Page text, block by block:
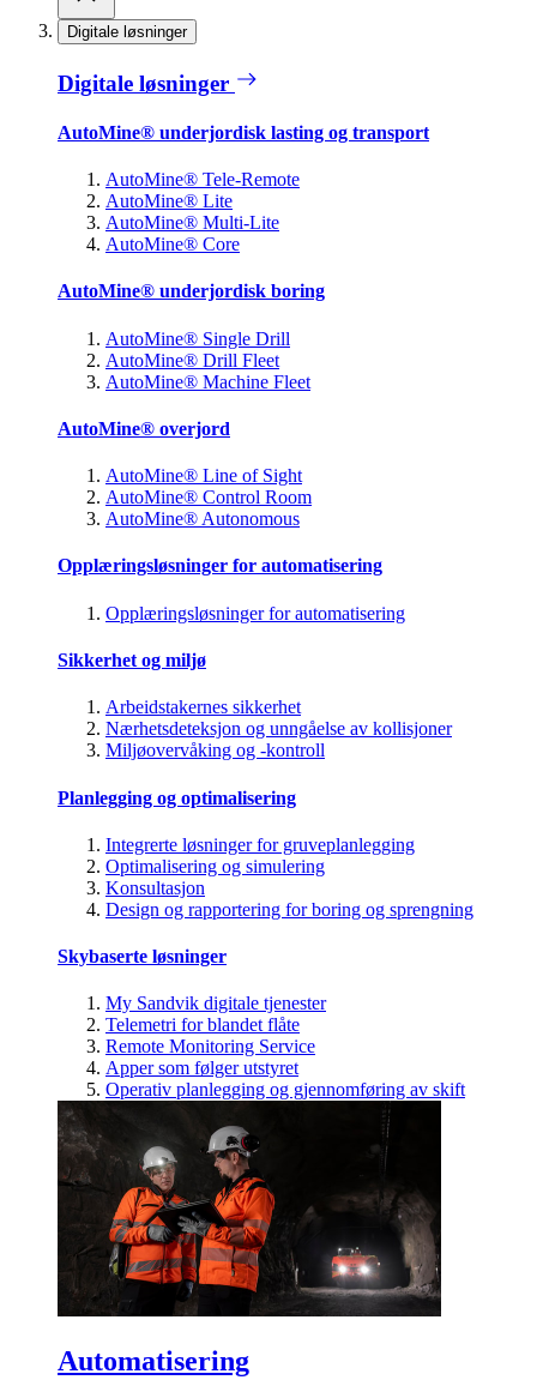
Digitale løsninger
Digitale løsninger
AutoMine® underjordisk lasting og transport
AutoMine® Tele-Remote
AutoMine® Lite
AutoMine® Multi-Lite
AutoMine® Core
AutoMine® underjordisk boring
AutoMine® Single Drill
AutoMine® Drill Fleet
AutoMine® Machine Fleet
AutoMine® overjord
AutoMine® Line of Sight
AutoMine® Control Room
AutoMine® Autonomous
Opplæringsløsninger for automatisering
Opplæringsløsninger for automatisering
Sikkerhet og miljø
Arbeidstakernes sikkerhet
Nærhetsdeteksjon og unngåelse av kollisjoner
Miljøovervåking og -kontroll
Planlegging og optimalisering
Integrerte løsninger for gruveplanlegging
Optimalisering og simulering
Konsultasjon
Design og rapportering for boring og sprengning
Skybaserte løsninger
My Sandvik digitale tjenester
Telemetri for blandet flåte
Remote Monitoring Service
Apper som følger utstyret
Operativ planlegging og gjennomføring av skift
Automatisering